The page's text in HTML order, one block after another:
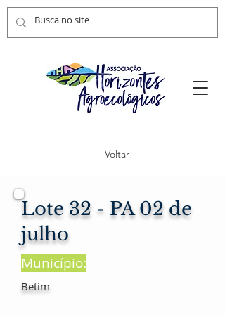
Voltar
Lote 32 - PA 02 de
julho
Município:
Betim